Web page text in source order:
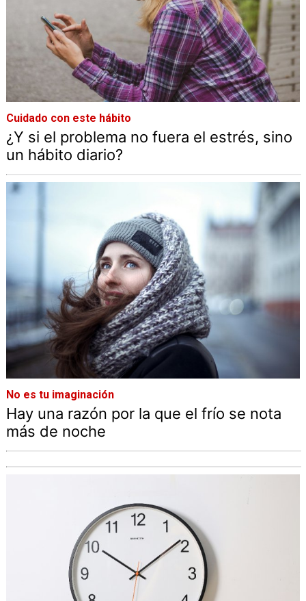
Cuidado con este hábito
¿Y si el problema no fuera el estrés, sino
un hábito diario?
No es tu imaginación
Hay una razón por la que el frío se nota
más de noche